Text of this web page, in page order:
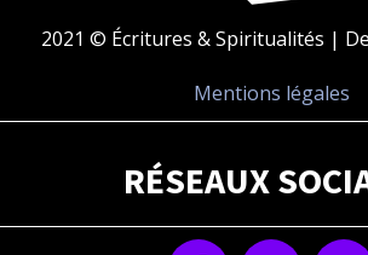
2021 © Écritures & Spiritualités |
Mentions légales
RÉSEAUX